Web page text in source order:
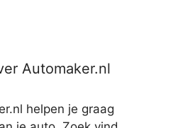
Automaker.nl
helpen je graag